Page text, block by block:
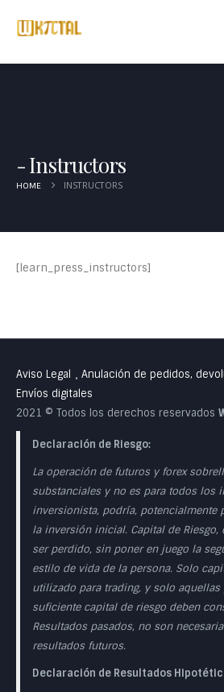
Instructors
HOME INSTRUCTORS
[learn_press_instructors]
Aviso Legal • Anulación de pedidos,
Envíos digitales
2021 © Todos los derechos reservados
Declaración de Riesgo:
La operación de futuros y forex
substanciales y no es para todos los
inversionista, podría, potencialmente
la inversión inicial. Capital de Riesgo,
ser perdido, sin poner en juego la
estilo de vida de la persona. Solo
utilizado para trading, y solo aquellas
suficiente capital de riesgo deben
Resultados pasados, no son
resultados futuros.
Declaración de Resultados